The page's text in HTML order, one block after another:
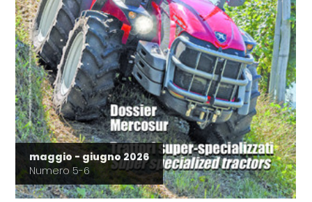
maggio - giugno 2026
Numero 5-6